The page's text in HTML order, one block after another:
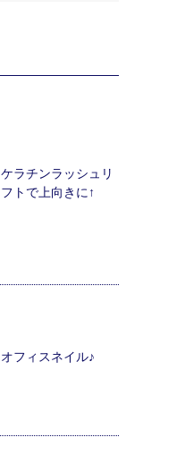
ケラチンラッシュリ
フトで上向きに↑
オフィスネイル♪